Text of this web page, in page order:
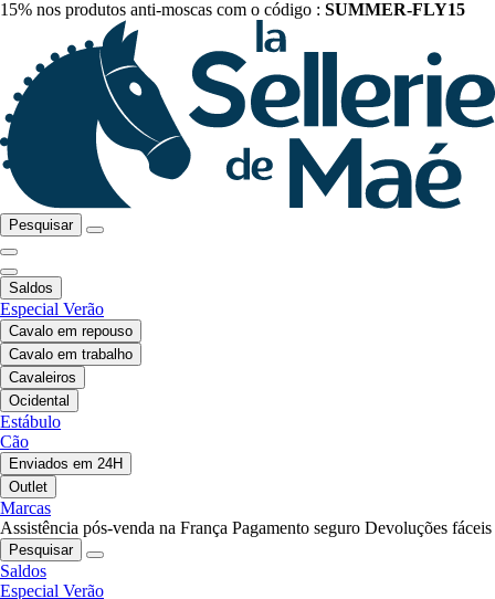
15% nos produtos anti-moscas com o código : SUMMER-FLY15
Pesquisar
Saldos
Especial Verão
Cavalo em repouso
Cavalo em trabalho
Cavaleiros
Ocidental
Estábulo
Cão
Enviados em 24H
Outlet
Marcas
Assistência pós-venda na França Pagamento seguro Devoluções fáceis
Pesquisar
Saldos
Especial Verão